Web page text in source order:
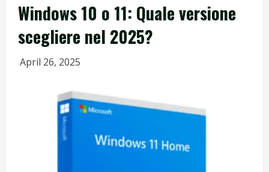
Windows 10 o 11: Quale versione
scegliere nel 2025?
April 26, 2025